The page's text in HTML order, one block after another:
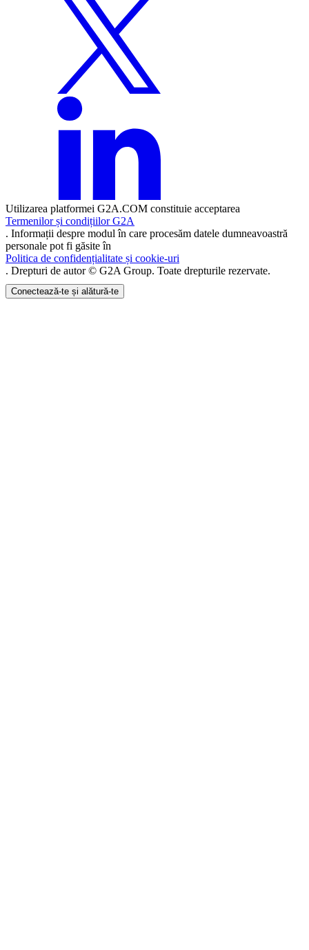
Utilizarea platformei G2A.COM constituie acceptarea
Termenilor și condițiilor G2A
. Informații despre modul în care procesăm datele dumneavoastră
personale pot fi găsite în
Politica de confidențialitate și cookie-uri
. Drepturi de autor © G2A Group. Toate drepturile rezervate.
Conectează-te și alătură-te